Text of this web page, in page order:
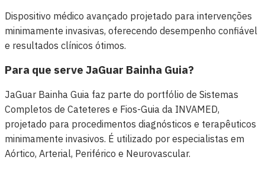
Dispositivo médico avançado projetado para intervenções
minimamente invasivas, oferecendo desempenho confiável
e resultados clínicos ótimos.
Para que serve JaGuar Bainha Guia?
JaGuar Bainha Guia faz parte do portfólio de Sistemas
Completos de Cateteres e Fios-Guia da INVAMED,
projetado para procedimentos diagnósticos e terapêuticos
minimamente invasivos. É utilizado por especialistas em
Aórtico, Arterial, Periférico e Neurovascular.